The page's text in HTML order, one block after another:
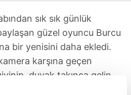
sık sık günlük
güzel oyuncu Burcu
bir yenisini daha ekledi.
karşına geçen
duvak takınca gelin
ve beyaz eteğicrop